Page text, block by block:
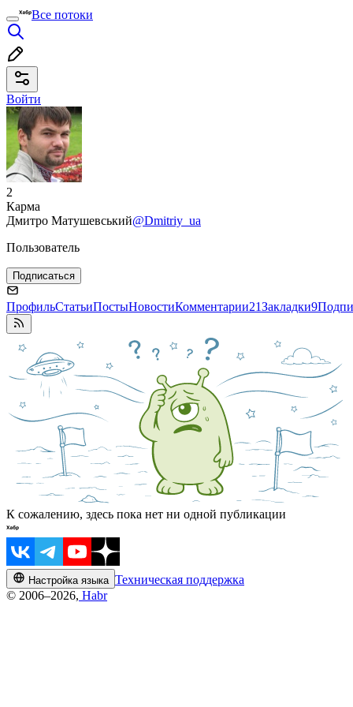
Все потоки
Войти
2
Карма
Дмитро Матушевський@Dmitriy_ua
Пользователь
Подписаться
ПрофильСтатьиПостыНовостиКомментарии21Закладки9
К сожалению, здесь пока нет ни одной публикации
Настройка языка Техническая поддержка
© 2006–2026, Habr